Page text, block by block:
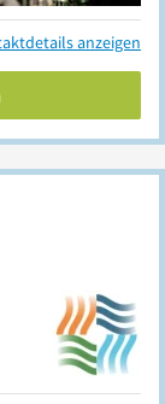
anzeigen